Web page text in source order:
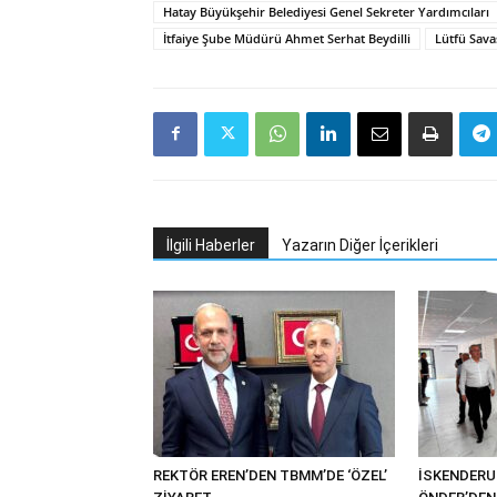
Hatay Büyükşehir Belediyesi Genel Sekreter Yardımcıları
İtfaiye Şube Müdürü Ahmet Serhat Beydilli
Lütfü
İlgili Haberler Yazarın Diğer İçerikleri
REKTÖR EREN’DEN TBMM’DE ‘ÖZEL’